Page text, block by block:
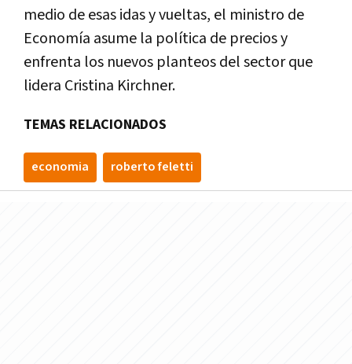
medio de esas idas y vueltas, el ministro de
Economía asume la política de precios y
enfrenta los nuevos planteos del sector que
lidera Cristina Kirchner.
TEMAS RELACIONADOS
economia roberto feletti